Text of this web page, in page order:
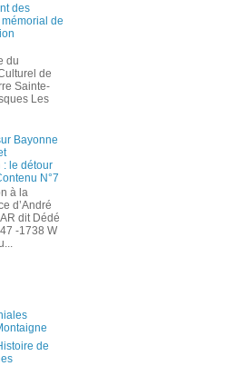
des
de
du
de
Sainte-
Les
Bayonne
: le détour
N°7
à la
d’André
dit Dédé
-1738 W
de